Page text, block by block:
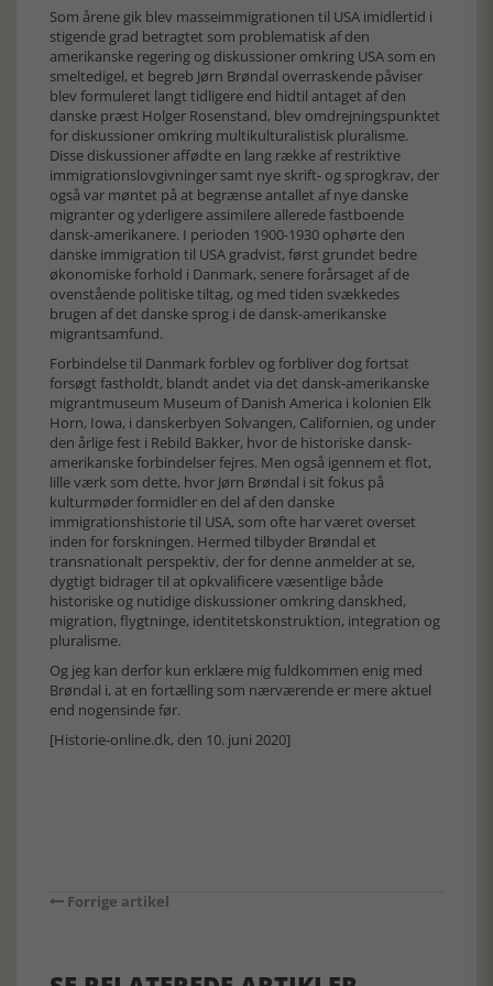
Som årene gik blev masseimmigrationen til USA imidlertid i
stigende grad betragtet som problematisk af den
amerikanske regering og diskussioner omkring USA som en
smeltedigel, et begreb Jørn Brøndal overraskende påviser
blev formuleret langt tidligere end hidtil antaget af den
danske præst Holger Rosenstand, blev omdrejningspunktet
for diskussioner omkring multikulturalistisk pluralisme.
Disse diskussioner affødte en lang række af restriktive
immigrationslovgivninger samt nye skrift- og sprogkrav, der
også var møntet på at begrænse antallet af nye danske
migranter og yderligere assimilere allerede fastboende
dansk-amerikanere. I perioden 1900-1930 ophørte den
danske immigration til USA gradvist, først grundet bedre
økonomiske forhold i Danmark, senere forårsaget af de
ovenstående politiske tiltag, og med tiden svækkedes
brugen af det danske sprog i de dansk-amerikanske
migrantsamfund.
Forbindelse til Danmark forblev og forbliver dog fortsat
forsøgt fastholdt, blandt andet via det dansk-amerikanske
migrantmuseum Museum of Danish America i kolonien Elk
Horn, Iowa, i danskerbyen Solvangen, Californien, og under
den årlige fest i Rebild Bakker, hvor de historiske dansk-
amerikanske forbindelser fejres. Men også igennem et flot,
lille værk som dette, hvor Jørn Brøndal i sit fokus på
kulturmøder formidler en del af den danske
immigrationshistorie til USA, som ofte har været overset
inden for forskningen. Hermed tilbyder Brøndal et
transnationalt perspektiv, der for denne anmelder at se,
dygtigt bidrager til at opkvalificere væsentlige både
historiske og nutidige diskussioner omkring danskhed,
migration, flygtninge, identitetskonstruktion, integration og
pluralisme.
Og jeg kan derfor kun erklære mig fuldkommen enig med
Brøndal i, at en fortælling som nærværende er mere aktuel
end nogensinde før.
[Historie-online.dk, den 10. juni 2020]
Forrige artikel